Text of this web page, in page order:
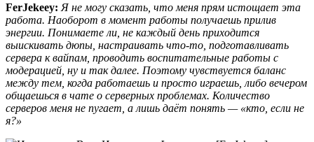
FerJekeey: Я не могу сказать, что меня прям истощает эта
работа. Наоборот в момент работы получаешь прилив
энергии. Понимаете ли, не каждый день приходится
выискивать дюпы, настраивать что-то, подготавливать
сервера к вайпам, проводить воспитательные работы с
модерацией, ну и так далее. Поэтому чувствуется баланс
между тем, когда работаешь и просто играешь, либо вечером
общаешься в чате о серверных проблемах. Количество
серверов меня не пугает, а лишь даёт понять — «кто, если не
я?»